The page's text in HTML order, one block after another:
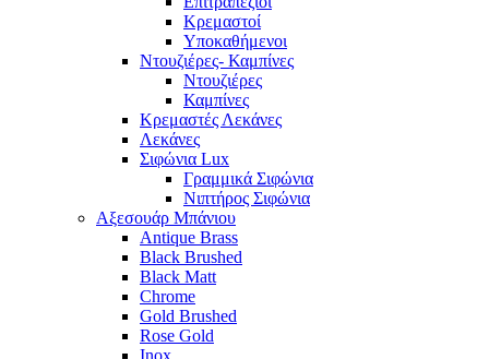
Κρεμαστοί
Υποκαθήμενοι
Ντουζιέρες- Καμπίνες
Ντουζιέρες
Καμπίνες
Κρεμαστές Λεκάνες
Λεκάνες
Σιφώνια Lux
Γραμμικά Σιφώνια
Νιπτήρος Σιφώνια
Αξεσουάρ Μπάνιου
Antique Brass
Black Brushed
Black Matt
Chrome
Gold Brushed
Rose Gold